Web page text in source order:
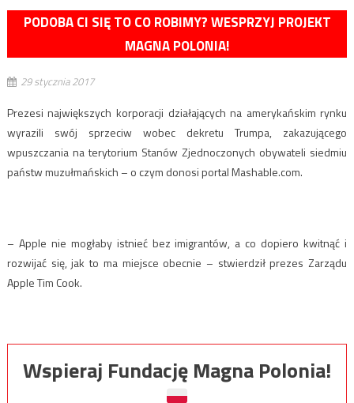
PODOBA CI SIĘ TO CO ROBIMY? WESPRZYJ PROJEKT
MAGNA POLONIA!
29 stycznia 2017
Prezesi największych korporacji działających na amerykańskim rynku
wyrazili swój sprzeciw wobec dekretu Trumpa, zakazującego
wpuszczania na terytorium Stanów Zjednoczonych obywateli siedmiu
państw muzułmańskich – o czym donosi portal Mashable.com.
– Apple nie mogłaby istnieć bez imigrantów, a co dopiero kwitnąć i
rozwijać się, jak to ma miejsce obecnie – stwierdził prezes Zarządu
Apple Tim Cook.
Wspieraj Fundację Magna Polonia!